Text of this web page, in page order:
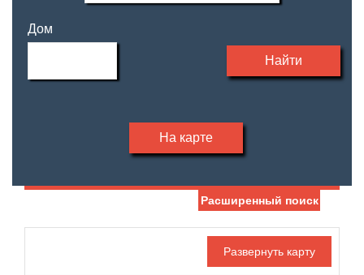
Дом
Найти
На карте
С фото
Расширенный поиск